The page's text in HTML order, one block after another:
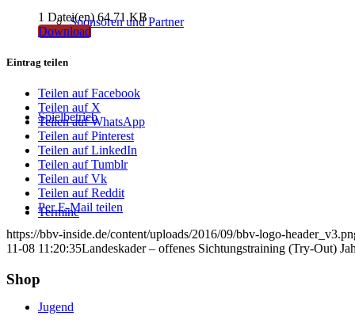
Sponsoren und Partner
Spielbetrieb
Termine
Jugend
1 Datei(en)64.71 KB
Download
Eintrag teilen
Teilen auf Facebook
Teilen auf X
Teilen auf WhatsApp
Teilen auf Pinterest
Teilen auf LinkedIn
Teilen auf Tumblr
Teilen auf Vk
Teilen auf Reddit
Per E-Mail teilen
https://bbv-inside.de/content/uploads/2016/09/bbv-logo-
11-08 11:20:35Landeskader – offenes Sichtungstraining (Try-Out)
Shop